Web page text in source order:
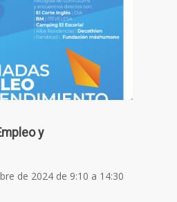
y
de 2024 de 9:10 a 14:30